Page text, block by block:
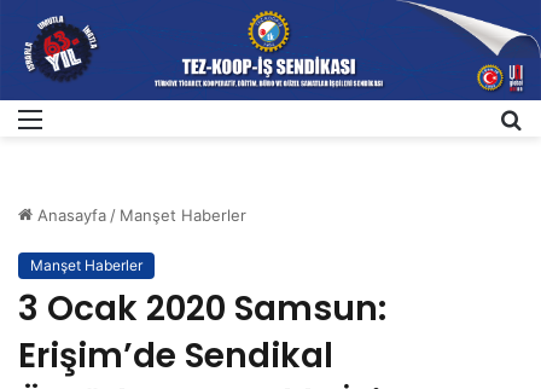
Anasayfa/ Manşet Haberler
Manşet Haberler
3 Ocak 2020 Samsun:
Erişim’de Sendikal